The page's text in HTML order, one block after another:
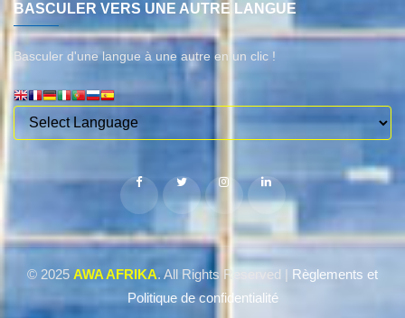
BASCULER VERS UNE AUTRE LANGUE
Basculer d'une langue à une autre en un clic !
© 2025 AWA AFRIKA. All Rights Reserved | Règlements et
Politique de confidentialité